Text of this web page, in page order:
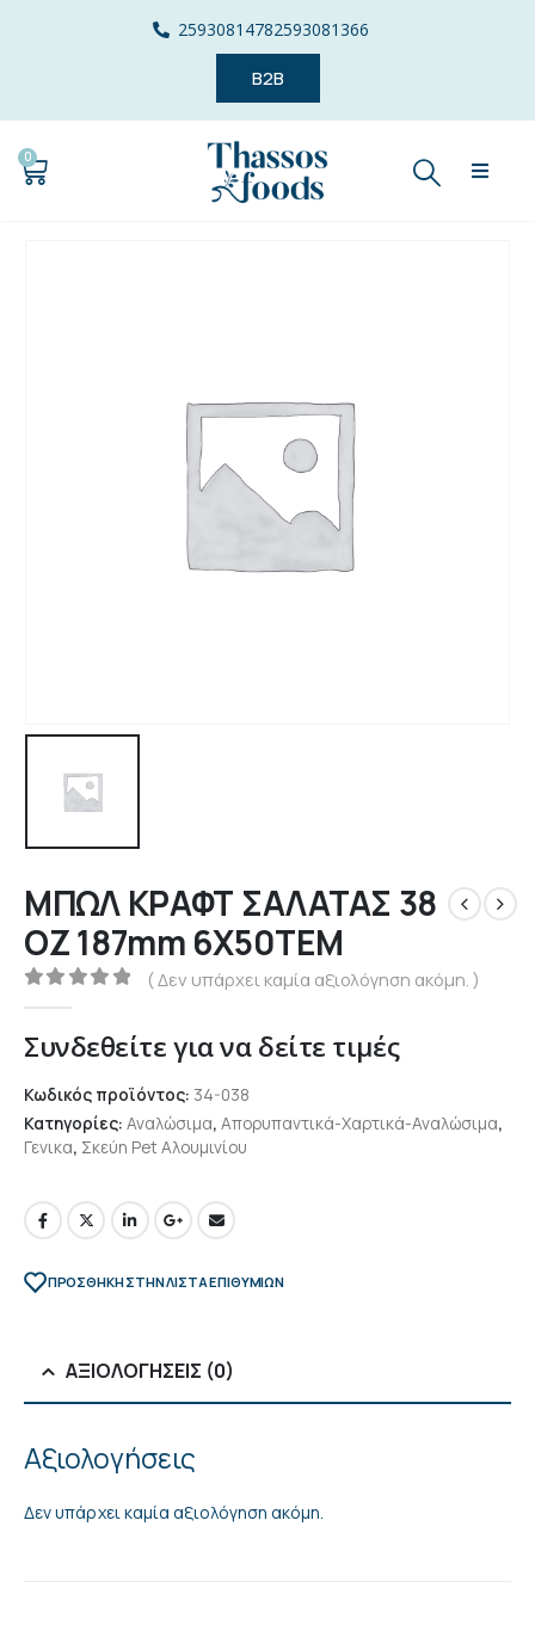
25930814782593081366
B2B
0
ΜΠΩΛ ΚΡΑΦΤ ΣΑΛΑΤΑΣ 38
ΟΖ 187mm 6Χ50ΤΕΜ
0out of 5
( Δεν υπάρχει καμία αξιολόγηση ακόμη. )
Συνδεθείτε για να δείτε τιμές
Κωδικός προϊόντος: 34-038
Κατηγορίες: Αναλώσιμα, Απορυπαντικά-Χαρτικά-Αναλώσιμα,
Γενικα, Σκεύη Pet Αλουμινίου
ΠΡΌΣΘΉΚΗ ΣΤΗΝ ΛΊΣΤΑ ΕΠΙΘΥΜΙΏΝ
ΑΞΙΟΛΟΓΉΣΕΙΣ (0)
Αξιολογήσεις
Δεν υπάρχει καμία αξιολόγηση ακόμη.